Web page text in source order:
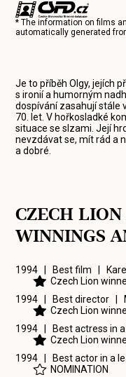
* The information on films
automatically generated
Je to příběh Olgy, jejích
s ironií a humorným
dospívání zasahují stále
70. let. V hořkosladké
situace se slzami. Její
nevzdávat se, mít rád a
a dobré.
CZECH LION
WINNINGS
1994 | Best film |
Czech Lion
1994 | Best director |
Czech Lion
1994 | Best actress in
Czech Lion
1994 | Best actor in a
NOMINATION